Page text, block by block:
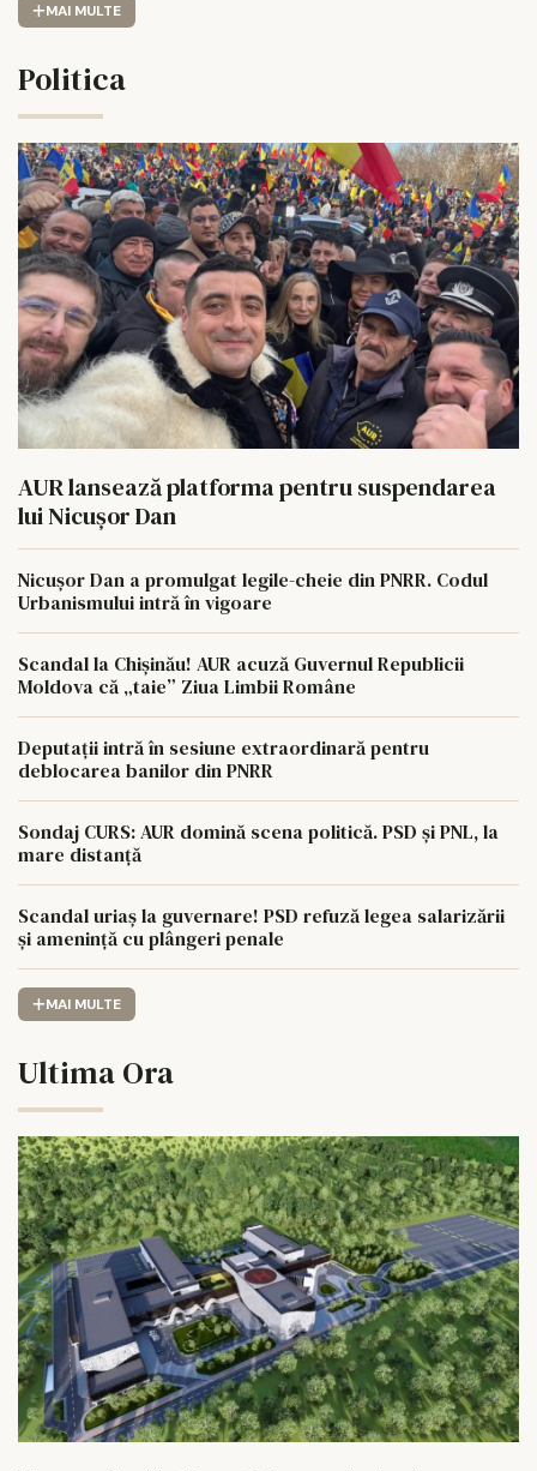
MAI MULTE
Politica
AUR lansează platforma pentru suspendarea
lui Nicușor Dan
Nicușor Dan a promulgat legile-cheie din PNRR. Codul
Urbanismului intră în vigoare
Scandal la Chișinău! AUR acuză Guvernul Republicii
Moldova că „taie” Ziua Limbii Române
Deputații intră în sesiune extraordinară pentru
deblocarea banilor din PNRR
Sondaj CURS: AUR domină scena politică. PSD și PNL, la
mare distanță
Scandal uriaș la guvernare! PSD refuză legea salarizării
și amenință cu plângeri penale
MAI MULTE
Ultima Ora